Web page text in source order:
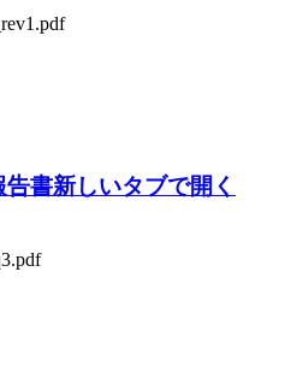
告書新しいタブで開く